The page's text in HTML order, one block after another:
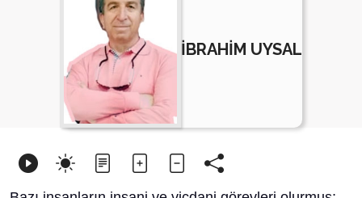
İBRAHİM UYSAL